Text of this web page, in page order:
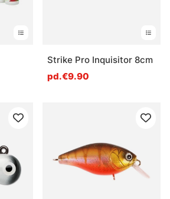
Strike Pro Inquisitor 8cm
pd.€9.90